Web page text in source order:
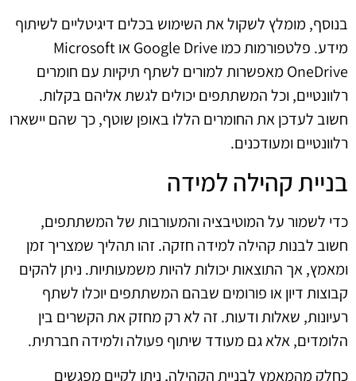
בנוסף, מומלץ לשקול את השימוש בכלים דיגיטליים לשיתוף
מידע. פלטפורמות כמו Google Drive או Microsoft
OneDrive מאפשרות למורים לשתף תיקיות עם חומרים
רלוונטיים, וכל המשתתפים יכולים לגשת אליהם בקלות.
חשוב לעדכן את החומרים הללו באופן שוטף, כך שהם יישארו
רלוונטיים ומעודכנים.
בניית קהילה למידה
כדי לשמור על המוטיבציה והמעורבות של המשתתפים,
חשוב לבנות קהילה למידה חזקה. זהו תהליך שמצריך זמן
ומאמץ, אך התוצאות יכולות להיות משמעותיות. ניתן להקים
קבוצות דיון או פורומים שבהם המשתתפים יוכלו לשתף
רעיונות, שאלות ודעות. זה לא רק מחזק את הקשרים בין
הלומדים, אלא גם מעודד שיתוף פעולה ולמידה חברתית.
כחלק מהמאמץ לבניית הקהילה, ניתן לקיים מפגשים